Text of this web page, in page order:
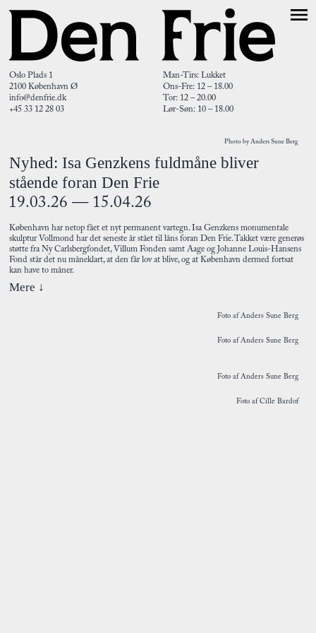
Oslo Plads 1
2100 København Ø
info@denfrie.dk
+45 33 12 28 03
Man-Tirs: Lukket
Ons-Fre: 12 – 18.00
Tor: 12 – 20.00
Lør-Søn: 10 – 18.00
Photo by Anders Sune Berg
Nyhed: Isa Genzkens fuldmåne bliver
stående foran Den Frie
19.03.26 — 15.04.26
København har netop fået et nyt permanent vartegn. Isa Genzkens monumentale
skulptur Vollmond har det seneste år stået til låns foran Den Frie. Takket være generøs
støtte fra Ny Carlsbergfondet, Villum Fonden samt Aage og Johanne Louis-Hansens
Fond står det nu måneklart, at den får lov at blive, og at København dermed fortsat
kan have to måner.
Mere ↓
Foto af Anders Sune Berg
Foto af Anders Sune Berg
Foto af Anders Sune Berg
Foto af Cille Bardof